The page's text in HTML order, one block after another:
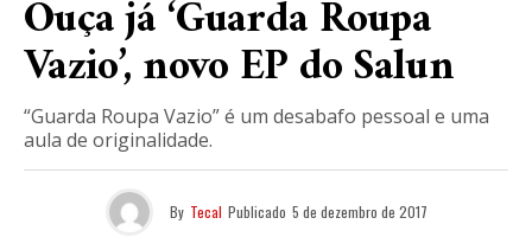
Ouça já ‘Guarda Roupa
Vazio’, novo EP do Salun
“Guarda Roupa Vazio” é um desabafo pessoal e uma
aula de originalidade.
By Tecal Publicado 5 de dezembro de 2017